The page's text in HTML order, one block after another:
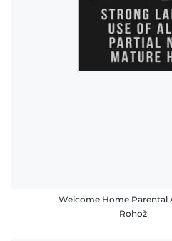
Welcome Home Parental
Rohož